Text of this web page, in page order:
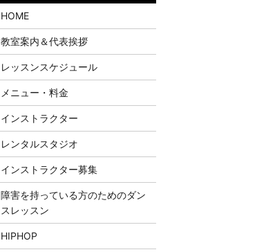
HOME
教室案内＆代表挨拶
レッスンスケジュール
メニュー・料金
インストラクター
レンタルスタジオ
インストラクター募集
障害を持っている方のためのダン
スレッスン
HIPHOP